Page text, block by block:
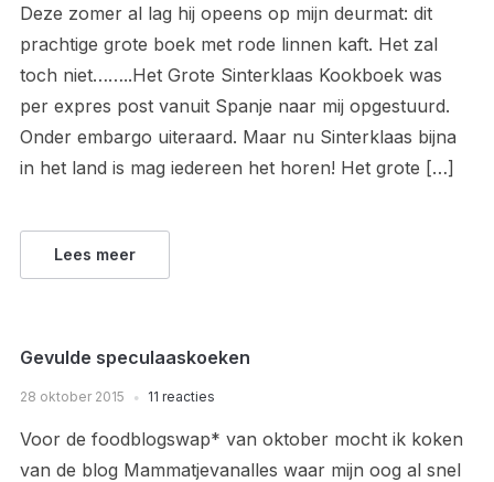
Deze zomer al lag hij opeens op mijn deurmat: dit
prachtige grote boek met rode linnen kaft. Het zal
toch niet……..Het Grote Sinterklaas Kookboek was
per expres post vanuit Spanje naar mij opgestuurd.
Onder embargo uiteraard. Maar nu Sinterklaas bijna
in het land is mag iedereen het horen! Het grote […]
Lees meer
Gevulde speculaaskoeken
28 oktober 2015 11 reacties
Voor de foodblogswap* van oktober mocht ik koken
van de blog Mammatjevanalles waar mijn oog al snel